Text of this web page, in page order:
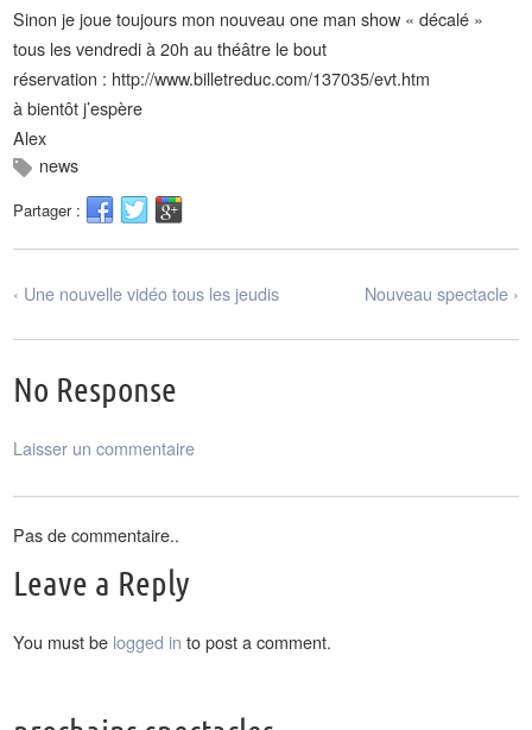
Sinon je joue toujours mon nouveau one man show « décalé »
tous les vendredi à 20h au théâtre le bout
réservation : http://www.billetreduc.com/137035/evt.htm
à bientôt j’espère
Alex
news
Partager :
‹ Une nouvelle vidéo tous les jeudis Nouveau spectacle ›
No Response
Laisser un commentaire
Pas de commentaire..
Leave a Reply
You must be logged in to post a comment.